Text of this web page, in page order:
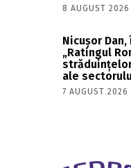
8 AUGUST 2026
Nicușor
„Ratingul
ale
7 AUGUST 2026